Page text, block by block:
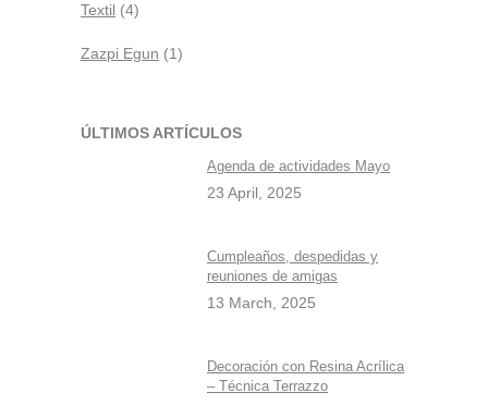
Textil (4)
Zazpi Egun (1)
ÚLTIMOS ARTÍCULOS
Agenda de actividades Mayo
23 April, 2025
Cumpleaños, despedidas y
reuniones de amigas
13 March, 2025
Decoración con Resina Acrílica
– Técnica Terrazzo